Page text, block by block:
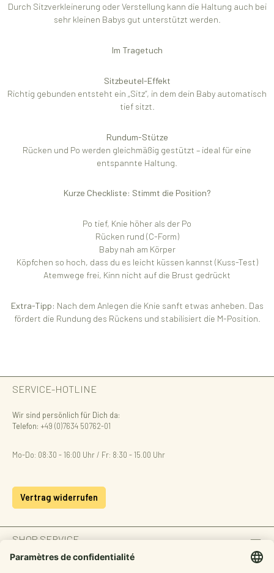
Durch Sitzverkleinerung oder Verstellung kann die Haltung auch bei
sehr kleinen Babys gut unterstützt werden.
Im Tragetuch
Sitzbeutel-Effekt
Richtig gebunden entsteht ein „Sitz“, in dem dein Baby automatisch
tief sitzt.
Rundum-Stütze
Rücken und Po werden gleichmäßig gestützt – ideal für eine
entspannte Haltung.
Kurze Checkliste: Stimmt die Position?
Po tief, Knie höher als der Po
Rücken rund (C-Form)
Baby nah am Körper
Köpfchen so hoch, dass du es leicht küssen kannst (Kuss-Test)
Atemwege frei, Kinn nicht auf die Brust gedrückt
Extra-Tipp: Nach dem Anlegen die Knie sanft etwas anheben. Das
fördert die Rundung des Rückens und stabilisiert die M-Position.
SERVICE-HOTLINE
Wir sind persönlich für Dich da:
Telefon: +49 (0)7634 50762-01
Mo-Do: 08:30 - 16:00 Uhr / Fr: 8:30 - 15.00 Uhr
Vertrag widerrufen
SHOP SERVICE
INFORMATION